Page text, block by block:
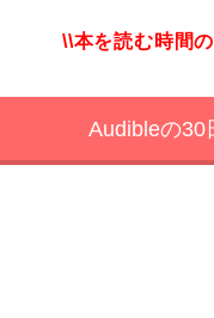
\\本を読む時間
Audibleの30